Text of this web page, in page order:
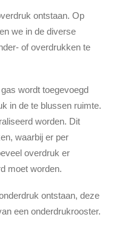
ontstaan. Op
we in de diverse
of overdrukken te
wordt toegevoegd
in de te blussen ruimte.
worden. Dit
waarbij er per
overdruk er
moet worden.
ontstaan, deze
een onderdrukrooster.